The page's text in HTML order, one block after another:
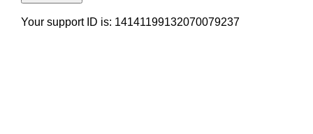
Your support ID is: 14141199132070079237